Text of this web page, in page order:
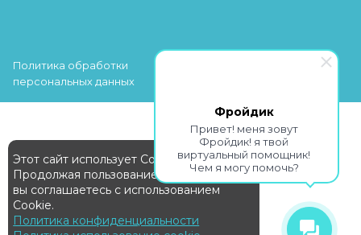
Фройдик
Привет! меня зовут
Фройдик! я твой
виртуальный помощник!
Чем я могу помочь?
Политика обработки
персональных данных
Этот сайт использует Cookie
Продолжая пользование сайтом,
вы соглашаетесь с использованием
Cookie.
Политика конфиденциальности